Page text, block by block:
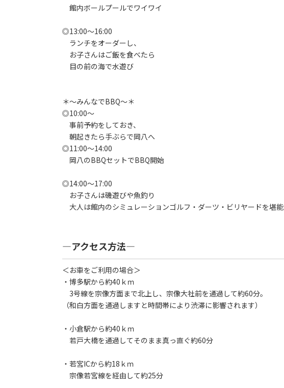
館内ボールプールでワイワイ
◎13:00～16:00
ランチをオーダーし、
お子さんはご飯を食べたら
目の前の海で水遊び
＊～みんなでBBQ～＊
◎10:00～
事前予約をしておき、
朝起きたら手ぶらで岡八へ
◎11:00～14:00
岡八のBBQセットでBBQ開始
◎14:00～17:00
お子さんは磯遊びや魚釣り
大人は館内のシミュレーションゴルフ・ダーツ・ビリヤードを堪能
―アクセス方法―
＜お車をご利用の場合＞
・博多駅から約40ｋｍ
3号線を宗像方面まで北上し、宗像大社前を通過して約60分。
（和白方面を通過しますと時間帯により渋滞に影響されます）
・小倉駅から約40ｋｍ
若戸大橋を通過してそのまま真っ直ぐ約60分
・若宮ICから約18ｋｍ
宗像若宮線を経由して約25分